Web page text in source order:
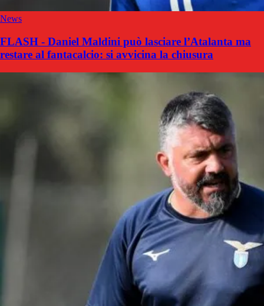
News
FLASH - Daniel Maldini può lasciare l’Atalanta ma
restare al fantacalcio: si avvicina la chiusura